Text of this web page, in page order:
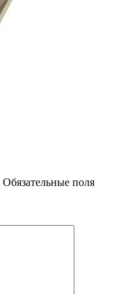
Обязательные поля